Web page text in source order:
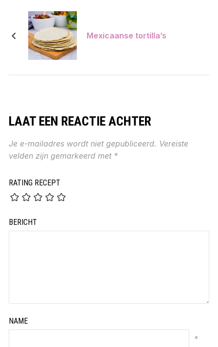
Mexicaanse tortilla’s
LAAT EEN REACTIE ACHTER
Je e-mailadres wordt niet gepubliceerd. Vereiste
velden zijn gemarkeerd met *
RATING RECEPT
BERICHT
NAME
*